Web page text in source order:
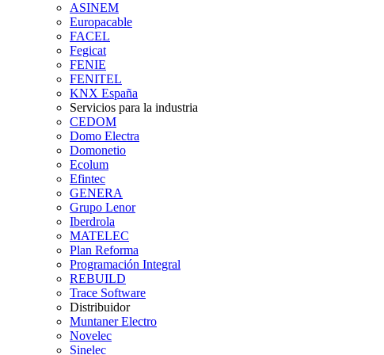
ASINEM
Europacable
FACEL
Fegicat
FENIE
FENITEL
KNX España
Servicios para la industria
CEDOM
Domo Electra
Domonetio
Ecolum
Efintec
GENERA
Grupo Lenor
Iberdrola
MATELEC
Plan Reforma
Programación Integral
REBUILD
Trace Software
Distribuidor
Muntaner Electro
Novelec
Sinelec